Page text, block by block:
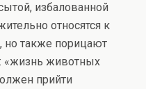
избалованной
относятся к
но также порицают
«жизнь животных
прийти